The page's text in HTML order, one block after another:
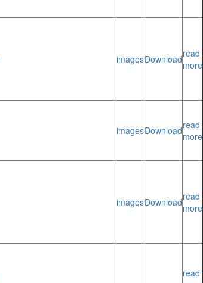
imagesDownloadread
more
imagesDownloadread
more
imagesDownloadread
more
read